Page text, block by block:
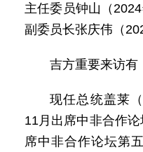
主任委员钟山（
副委员长张庆伟（
吉方重要来访有
现任总统盖莱
11月出席中非合作
席中非合作论坛第